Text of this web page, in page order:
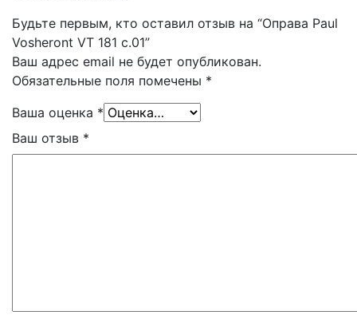
Будьте первым, кто оставил отзыв на “Оправа Paul
Vosheront VT 181 с.01”
Ваш адрес email не будет опубликован.
Обязательные поля помечены *
Ваша оценка *
Ваш отзыв *